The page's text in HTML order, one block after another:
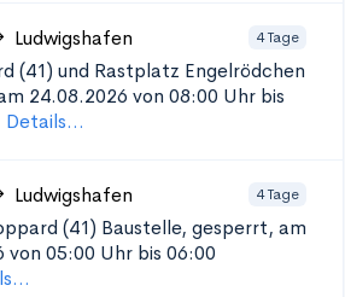
Ludwigshafen 4 Tage
(41) und Rastplatz Engelrödchen
24.08.2026 von 08:00 Uhr bis
Details...
Ludwigshafen 4 Tage
(41) Baustelle, gesperrt, am
von 05:00 Uhr bis 06:00